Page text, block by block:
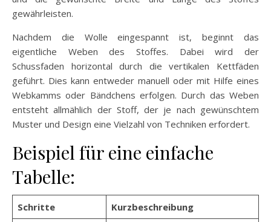
gewährleisten.
Nachdem die Wolle eingespannt ist, beginnt das
eigentliche Weben des Stoffes. Dabei wird der
Schussfaden horizontal durch die vertikalen Kettfäden
geführt. Dies kann entweder manuell oder mit Hilfe eines
Webkamms oder Bändchens erfolgen. Durch das Weben
entsteht allmählich der Stoff, der je nach gewünschtem
Muster und Design eine Vielzahl von Techniken erfordert.
Beispiel für eine einfache
Tabelle:
Schritte Kurzbeschreibung